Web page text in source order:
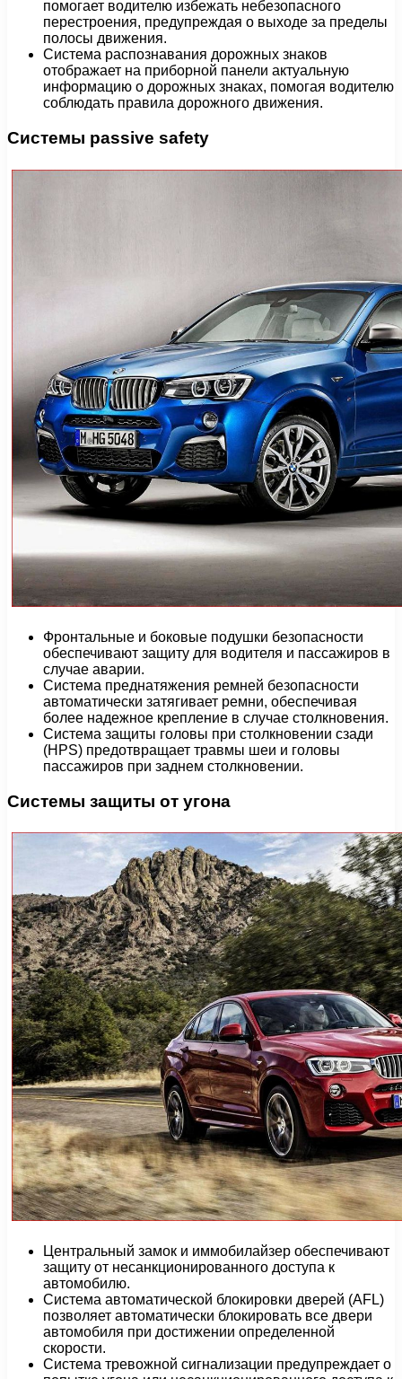
помогает водителю избежать небезопасного
перестроения, предупреждая о выходе за пределы
полосы движения.
Система распознавания дорожных знаков
отображает на приборной панели актуальную
информацию о дорожных знаках, помогая водителю
соблюдать правила дорожного движения.
Системы passivе safety
Фронтальные и боковые подушки безопасности
обеспечивают защиту для водителя и пассажиров в
случае аварии.
Система преднатяжения ремней безопасности
автоматически затягивает ремни, обеспечивая
более надежное крепление в случае столкновения.
Система защиты головы при столкновении сзади
(HPS) предотвращает травмы шеи и головы
пассажиров при заднем столкновении.
Системы защиты от угона
Центральный замок и иммобилайзер обеспечивают
защиту от несанкционированного доступа к
автомобилю.
Система автоматической блокировки дверей (AFL)
позволяет автоматически блокировать все двери
автомобиля при достижении определенной
скорости.
Система тревожной сигнализации предупреждает о